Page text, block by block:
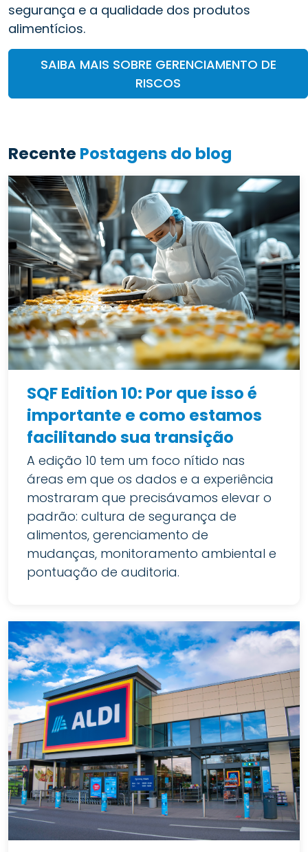
segurança e a qualidade dos produtos
alimentícios.
SAIBA MAIS SOBRE GERENCIAMENTO DE
RISCOS
Recente Postagens do blog
SQF Edition 10: Por que isso é
importante e como estamos
facilitando sua transição
A edição 10 tem um foco nítido nas
áreas em que os dados e a experiência
mostraram que precisávamos elevar o
padrão: cultura de segurança de
alimentos, gerenciamento de
mudanças, monitoramento ambiental e
pontuação de auditoria.